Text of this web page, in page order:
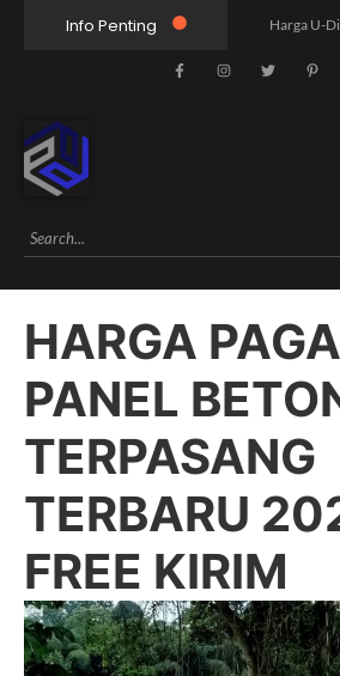
Info Penting
HARGA
PANEL
TERPASANG
TERBARU
FREE KIRIM